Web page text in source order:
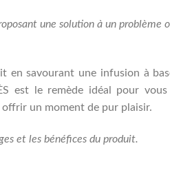
une solution à un problème
en savourant une infusion à
est le remède idéal pour
un moment de pur plaisir.
et les bénéfices du produit.